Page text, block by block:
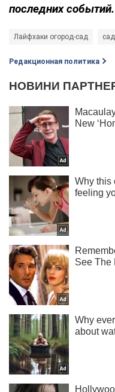
последних событий.
Лайфхаки огород-сад сад
Редакционная политика